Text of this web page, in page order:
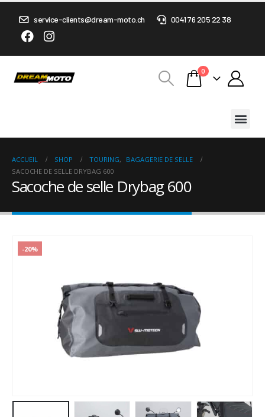
service-clients@dream-moto.ch 0041 76 205 22 38
0
ACCUEIL SHOP TOURING,
BAGAGERIE DE SELLE
SACOCHE DE SELLE DRYBAG 600
Sacoche de selle Drybag 600
-20%